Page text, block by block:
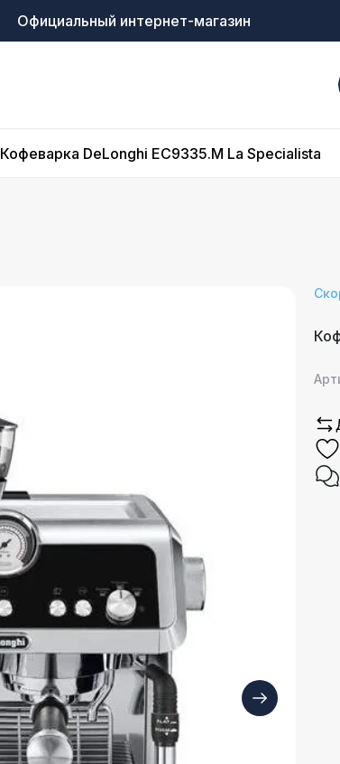
Официальный интернет-магазин
Кофеварка DeLonghi EC9335.M La Specialista